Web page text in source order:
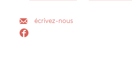
écrivez-nous